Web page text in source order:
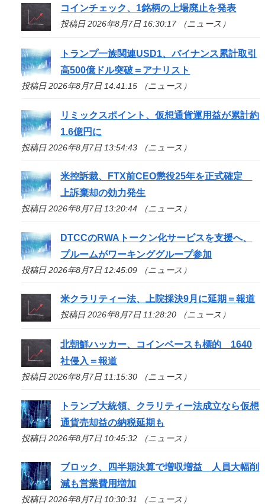
コインチェック、1銘柄の上場廃止を発表
投稿日 2026年8月7日 16:30:17 （ニュース）
トランプ一族関連USD1、バイナンス累計取引
高500億ドル突破＝アナリスト
投稿日 2026年8月7日 14:41:15 （ニュース）
リミックスポイント、仮想通貨運用益が累計約
1.6億円に
投稿日 2026年8月7日 13:54:43 （ニュース）
米控訴裁、FTX前CEO懲役25年を正式確定
上訴棄却の効力発生
投稿日 2026年8月7日 13:20:44 （ニュース）
DTCCのRWAトークン化サービスを支援へ、
プルームがワーキンググループ参加
投稿日 2026年8月7日 12:45:09 （ニュース）
米クラリティー法、上院採決9月に延期＝報道
投稿日 2026年8月7日 11:28:20 （ニュース）
北朝鮮ハッカー、コインベースも標的 1640
社侵入＝報道
投稿日 2026年8月7日 11:15:30 （ニュース）
トランプ大統領、クラリティー法成立なら仮想
通貨売却益の納税延期も
投稿日 2026年8月7日 10:45:32 （ニュース）
ブロック、四半期決算で増収増益 人員大幅削
減も営業費用増加
投稿日 2026年8月7日 10:30:31 （ニュース）